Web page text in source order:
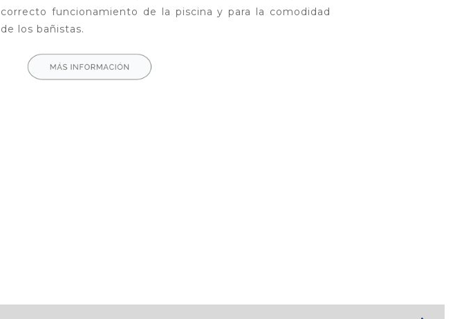
correcto funcionamiento de la piscina y para la comodidad
de los bañistas.